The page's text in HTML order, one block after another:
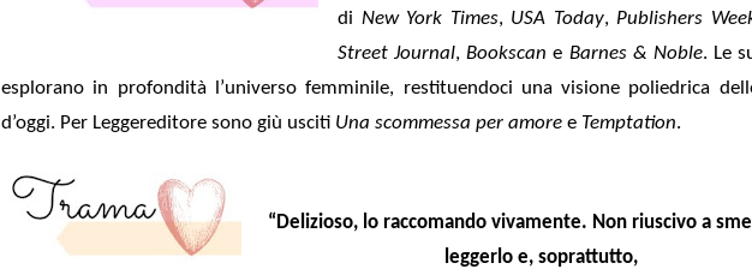
di New York Times, USA Today, Publishers
Street Journal,Bookscane Barnes & Noble. Le
esplorano in profondità l’universo femminile, restituendoci una visione poliedrica
d’oggi. Per Leggereditore sono giù usciti Una scommessa per amore e Temptation.
“Delizioso, lo raccomando vivamente. Non riuscivo a
leggerlo e, soprattutto,